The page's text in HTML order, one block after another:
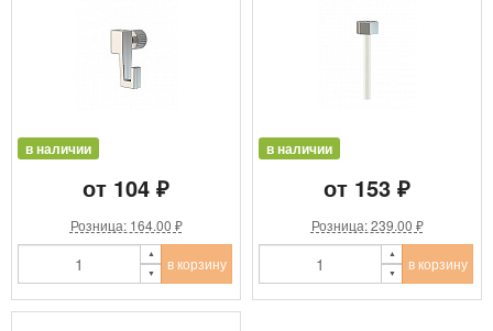
в наличии
от 104 ₽
Розница: 164.00 ₽
в корзину
в наличии
от 153 ₽
Розница: 239.00 ₽
в корзину